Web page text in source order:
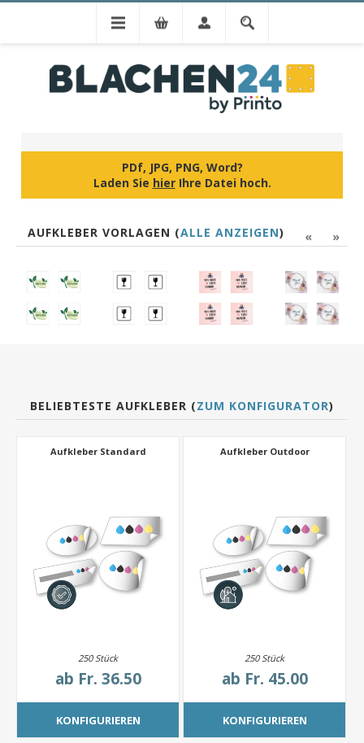
PDf, JPG, PNG, Word?
Laden Sie hierIhre Datei hoch.
« »
AUFKLEBER VORLAGEN (ALLE ANZEIGEN)
BELIEBTESTE AUFKLEBER (ZUM KONFIGURATOR)
Aufkleber Standard
250 Stück
ab Fr. 36.50
KONFIGURIEREN
Aufkleber Outdoor
250 Stück
ab Fr. 45.00
KONFIGURIEREN